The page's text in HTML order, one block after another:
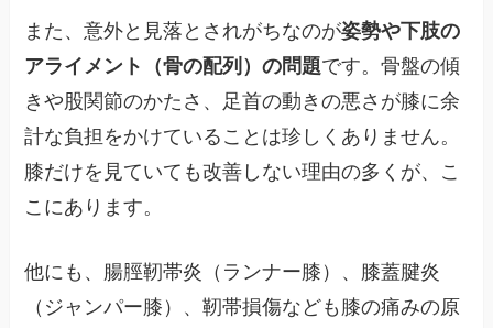
また、意外と見落とされがちなのが姿勢や下肢の
アライメント（骨の配列）の問題です。骨盤の傾
きや股関節のかたさ、足首の動きの悪さが膝に余
計な負担をかけていることは珍しくありません。
膝だけを見ていても改善しない理由の多くが、こ
こにあります。
他にも、腸脛靭帯炎（ランナー膝）、膝蓋腱炎
（ジャンパー膝）、靭帯損傷なども膝の痛みの原